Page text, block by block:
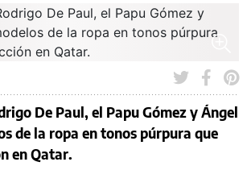
De Paul, el Papu Gómez y Ángel
de la ropa en tonos púrpura que
en Qatar.